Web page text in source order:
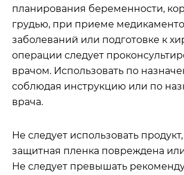
планирования беременности,
грудью, при приеме
заболеваний или подготовке к
операции следует
врачом. Использовать по
соблюдая инструкцию или по
врача.
Не следует использовать
защитная пленка повреждена или
Не следует превышать